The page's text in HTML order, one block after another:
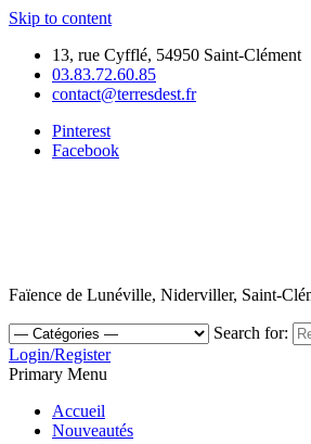
Skip to content
13, rue Cyfflé, 54950 Saint-Clément
03.83.72.60.85
contact@terresdest.fr
Pinterest
Facebook
Faïence de Lunéville, Niderviller, Saint-
Search for:
Login/Register
Primary Menu
Accueil
Nouveautés